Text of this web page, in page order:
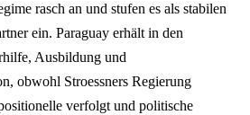
rasch an und stufen es als stabilen
ein. Paraguay erhält in den
Ausbildung und
obwohl Stroessners Regierung
verfolgt und politische